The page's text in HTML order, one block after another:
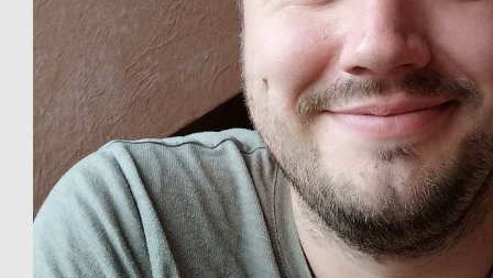
€ 32.32
Silke Laschke